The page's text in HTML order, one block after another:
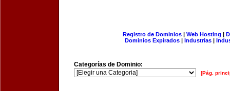
Registro de Dominios| Web Hosting |
Dominios Expirados | Industrias |
Categorías de Dominio:
[Pág.